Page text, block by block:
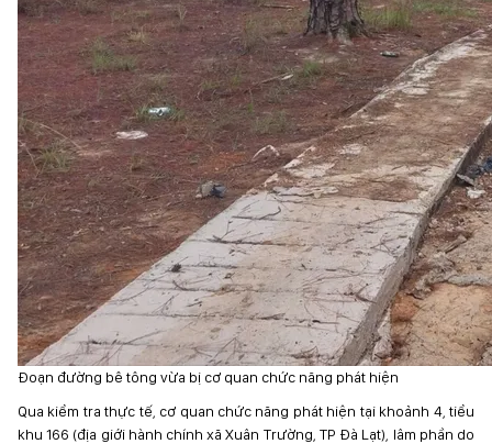
Đoạn đường bê tông vừa bị cơ quan chức năng phát hiện
Qua kiểm tra thực tế, cơ quan chức năng phát hiện tại khoảnh 4, tiểu
khu 166 (địa giới hành chính xã Xuân Trường, TP Đà Lạt), lâm phần do